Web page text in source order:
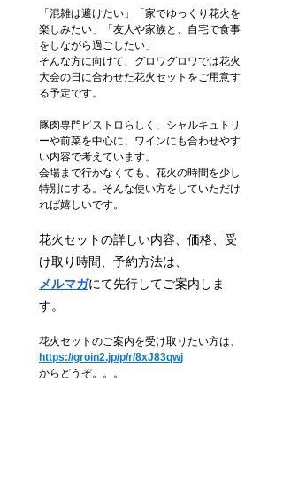
「混雑は避けたい」「家でゆっくり花火を
楽しみたい」「友人や家族と、自宅で食事
をしながら過ごしたい」
そんな方に向けて、グロワグロワでは花火
大会の日に合わせた花火セットをご用意す
る予定です。
豚肉専門ビストロらしく、シャルキュトリ
ーや前菜を中心に、ワインにも合わせやす
い内容で考えています。
会場まで行かなくても、花火の時間を少し
特別にする。そんな使い方をしていただけ
れば嬉しいです。
花火セットの詳しい内容、価格、受
け取り時間、予約方法は、
メルマガにて先行してご案内しま
す。
花火セットのご案内を受け取りたい方は、
https://groin2.jp/p/r/8xJ83qwj
からどうぞ。。。